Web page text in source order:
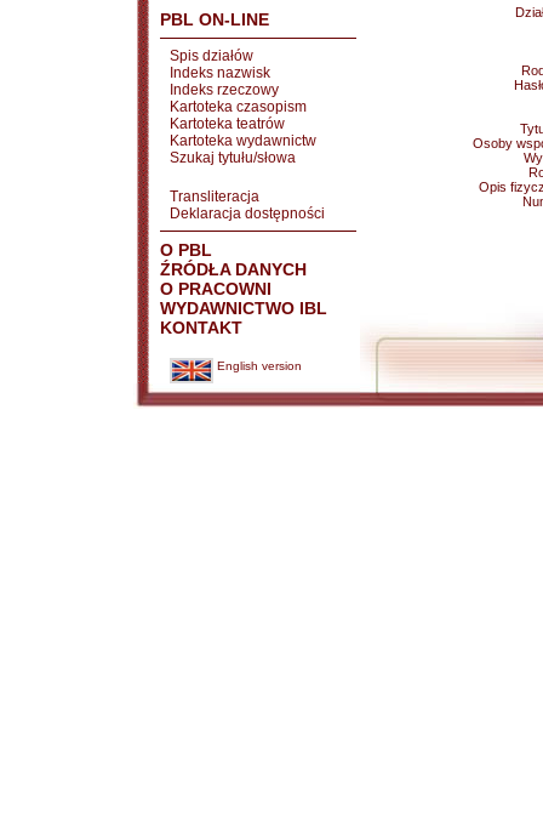
PBL ON-LINE
Spis działów
Indeks nazwisk
Indeks rzeczowy
Kartoteka czasopism
Kartoteka teatrów
Kartoteka wydawnictw
Szukaj tytułu/słowa
Transliteracja
Deklaracja dostępności
O PBL
ŹRÓDŁA DANYCH
O PRACOWNI
WYDAWNICTWO IBL
KONTAKT
English version
Osoby
Opis